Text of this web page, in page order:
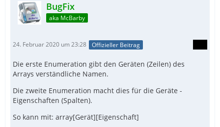
BugFix
aka McBarby
24. Februar 2020 um 23:28 Offizieller Beitrag
Die erste Enumeration gibt den Geräten (Zeilen) des
Arrays verständliche Namen.
Die zweite Enumeration macht dies für die Geräte -
Eigenschaften (Spalten).
So kann mit: array[Gerät][Eigenschaft]